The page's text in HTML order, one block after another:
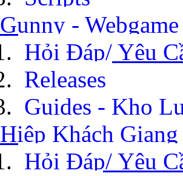
Gunny -
Hỏi Đáp/ Yêu
Releases
Guides - Kho
Hiệp Khách
Hỏi Đáp/ Yêu